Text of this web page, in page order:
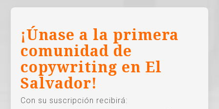
¡Únase a la primera
comunidad de
copywriting en El
Salvador!
Con su suscripción recibirá: